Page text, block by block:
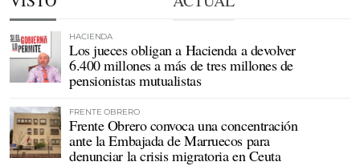
HACIENDA
Los jueces obligan a Hacienda a devolver
6.400 millones a más de tres millones de
pensionistas mutualistas
FRENTE OBRERO
Frente Obrero convoca una concentración
ante la Embajada de Marruecos para
denunciar la crisis migratoria en Ceuta